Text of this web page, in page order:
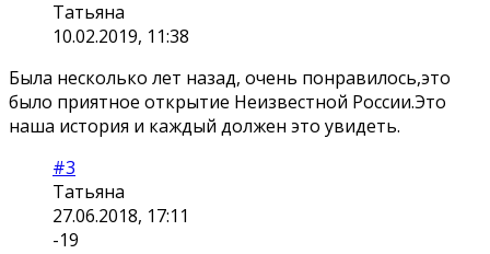
Татьяна
10.02.2019, 11:38
Была несколько лет назад, очень понравилось,это
было приятное открытие Неизвестной России.Это
наша история и каждый должен это увидеть.
#3
Татьяна
27.06.2018, 17:11
-19